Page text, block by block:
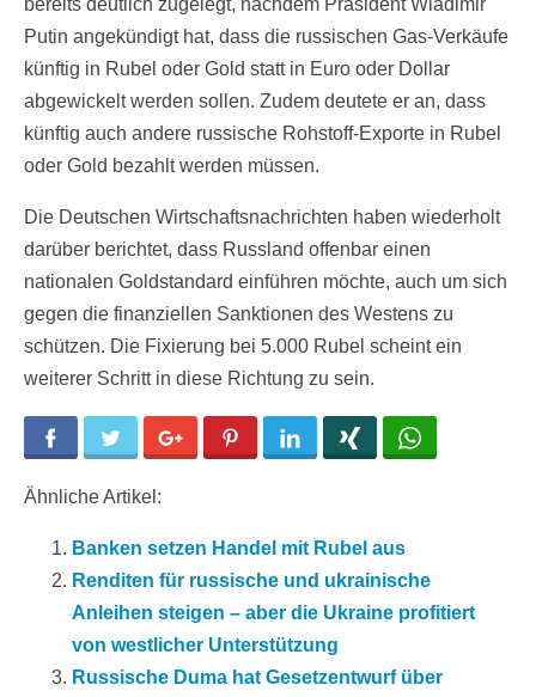
bereits deutlich zugelegt, nachdem Präsident Wladimir
Putin angekündigt hat, dass die russischen Gas-Verkäufe
künftig in Rubel oder Gold statt in Euro oder Dollar
abgewickelt werden sollen. Zudem deutete er an, dass
künftig auch andere russische Rohstoff-Exporte in Rubel
oder Gold bezahlt werden müssen.
Die Deutschen Wirtschaftsnachrichten haben wiederholt
darüber berichtet, dass Russland offenbar einen
nationalen Goldstandard einführen möchte, auch um sich
gegen die finanziellen Sanktionen des Westens zu
schützen. Die Fixierung bei 5.000 Rubel scheint ein
weiterer Schritt in diese Richtung zu sein.
Facebook Twitter Google+ Pinterest LinkedIn
Ähnliche Artikel:
Banken setzen Handel mit Rubel aus
Renditen für russische und ukrainische
Anleihen steigen – aber die Ukraine profitiert
von westlicher Unterstützung
Russische Duma hat Gesetzentwurf über